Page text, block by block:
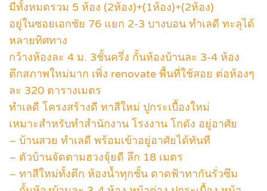
มีทั้งหมดรวม 5 ห้อง (2ห้อง)+(1ห้อง)+(2ห้อง)
อยู่ในซอยเอกชัย 76 แยก 2-3 บางบอน ทำเลดี ทะลุได้
หลายทิศทาง
กว้างห้องละ 4 ม. 3ชั้นครึ่ง กั้นห้องบ้านละ 3-4 ห้อง
ตึกสภาพใหม่มาก เพิ่ง renovate พื้นที่ใช้สอย ต่อห้องๆ
ละ 320 ตารางเมตร
ทำเลดี โครงสร้างดี ทาสีใหม่ ปูกระเบื้องใหม่
เหมาะสำหรับทำสำนักงาน โรงงาน โกดัง อยู่อาศัย
– บ้านสวย ทำเลดี พร้อมเข้าอยู่อาศัยได้ทันที
– ตัวบ้านจัดตามฮวงจุ้ยดี ลึก 18 เมตร
– ทาสีใหม่ทั้งตึก ห้องน้ำทุกชั้น ดาดฟ้าทากันรั่วซึม